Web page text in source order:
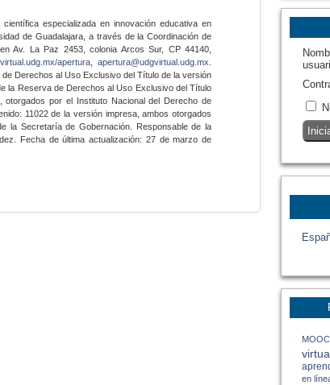
MOOC
en
especializada en innovación educativa en
de Guadalajara, a través de la Coordinación de
Av. La Paz 2453, colonia Arcos Sur, CP 44140,
apertura apertura@udgvirtual.udg.mx
Derechos al Uso Exclusivo del Título de la versión
la Reserva de Derechos al Uso Exclusivo del Título
otorgados por el Instituto Nacional del Derecho de
11022 de la versión impresa, ambos otorgados
la Secretaría de Gobernación. Responsable de la
Fecha de última actualización: 27 de marzo de